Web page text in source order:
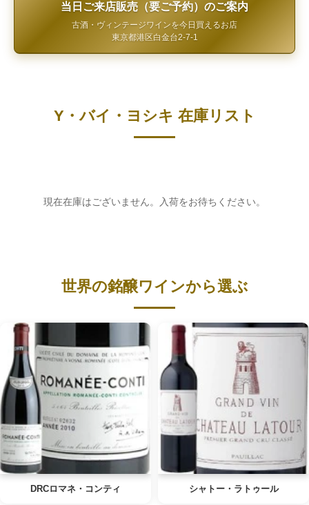
当日ご来店販売（要ご予約）のご案内
古酒・ヴィンテージワインを今日買えるお店
東京都港区白金台2-7-1
Y・バイ・ヨシキ 在庫リスト
現在在庫はございません。入荷をお待ちください。
世界の銘醸ワインから選ぶ
DRCロマネ・コンティ シャトー・ラトゥール